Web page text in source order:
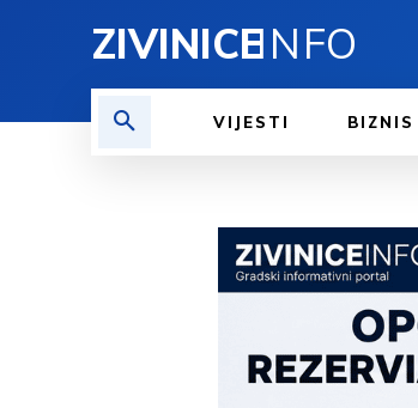
ZIVINICEINFO
VIJESTI BIZNIS